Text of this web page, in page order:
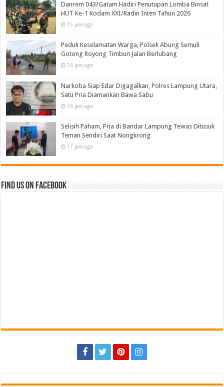
Danrem 043/Gatam Hadiri Penutupan Lomba Binsat
HUT Ke-1 Kodam XXI/Radin Inten Tahun 2026
15 jam ago
Peduli Keselamatan Warga, Polsek Abung Semuli
Gotong Royong Timbun Jalan Berlubang
16 jam ago
Narkoba Siap Edar Digagalkan, Polres Lampung Utara,
Satu Pria Diamankan Bawa Sabu
16 jam ago
Selisih Paham, Pria di Bandar Lampung Tewas Ditusuk
Teman Sendiri Saat Nongkrong
17 jam ago
Find us on Facebook